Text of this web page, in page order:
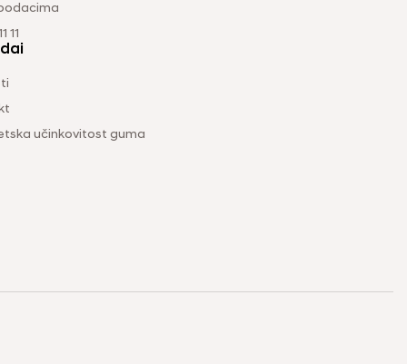
11
učinkovitost guma